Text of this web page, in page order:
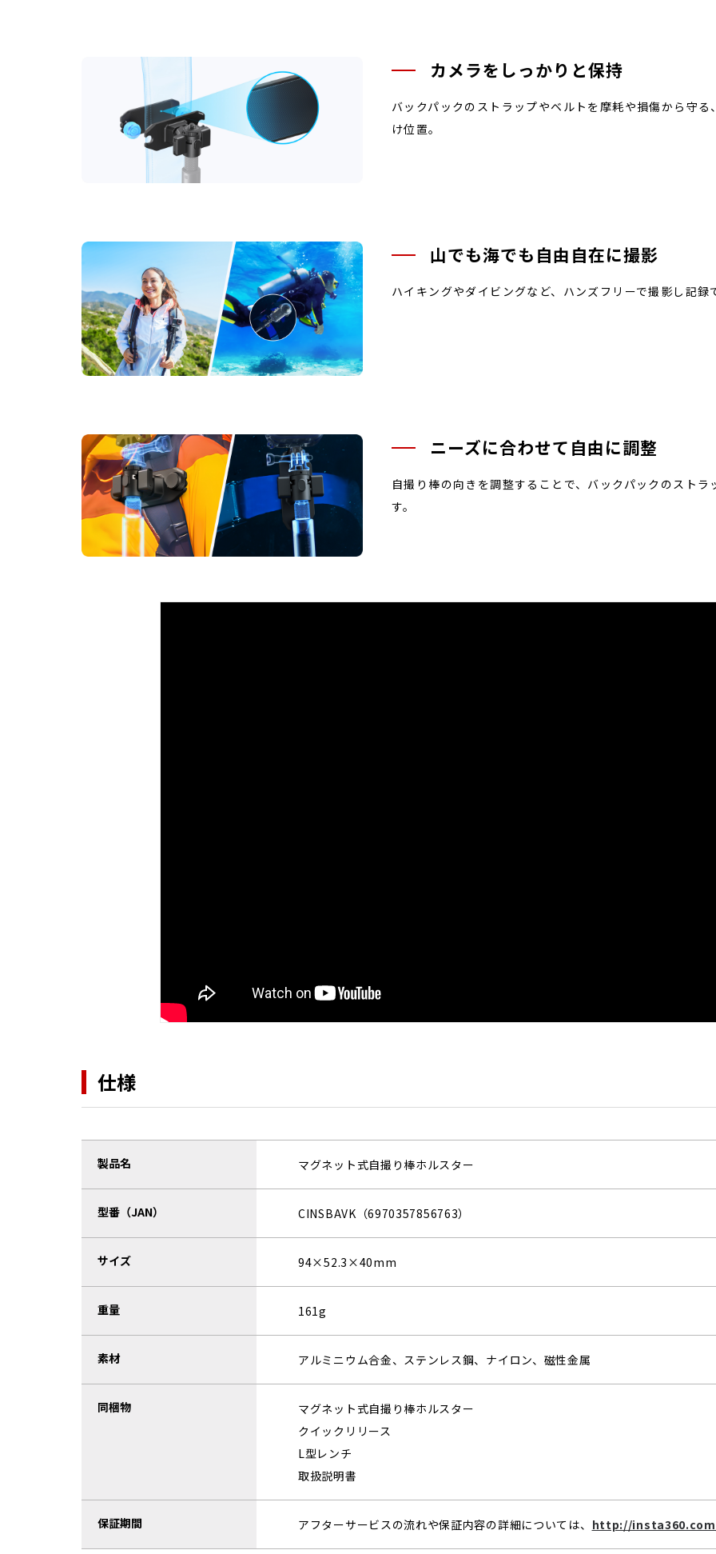
カメラをしっかりと保持
バックパックのストラップやベルトを摩耗や損傷から守
け位置。
山でも海でも自由自在に撮影
ハイキングやダイビングなど、ハンズフリーで撮影し記録
ニーズに合わせて自由に調整
自撮り棒の向きを調整することで、バックパックのスト
す。
仕様
製品名 マグネット式自撮り棒ホルスター
型番（JAN） CINSBAVK（6970357856763）
サイズ 94×52.3×40mm
重量 161g
素材 アルミニウム合金、ステンレス鋼、ナイロン、磁性金属
同梱物
マグネット式自撮り棒ホルスター
クイックリリース
L型レンチ
取扱説明書
保証期間 アフターサービスの流れや保証内容の詳細については、 http://